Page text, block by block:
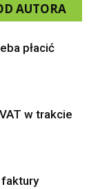
AUTORA
płacić
w trakcie
faktury